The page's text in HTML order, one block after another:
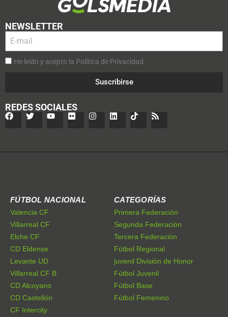
NEWSLETTER
He leído y acepto la Política de Privacidad.
Suscribirse
REDES SOCIALES
FÚTBOL NACIONAL
Valencia CF
Villarreal CF
Elche CF
CD Eldense
Levante UD
Villarreal CF B
CD Alcoyano
CD Castellón
CF Intercity
CATEGORÍAS
Primera Federación
Segunda Federación
Tercera Federación
Fútbol Regional
juvenil División de Honor
Fútbol Juvenil
Fútbol Base
Fútbol Femenino